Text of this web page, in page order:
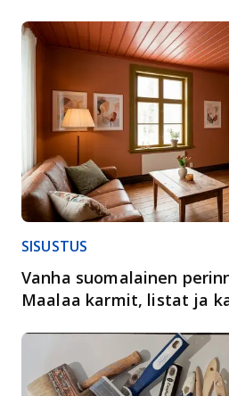
SISUSTUS
Vanha suomalainen
Maalaa karmit, listat ja